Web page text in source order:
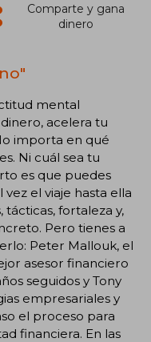
Comparte y gana
dinero
mental
acelera tu
importa en qué
Ni cuál sea tu
es que puedes
el viaje hasta ella
tácticas, fortaleza y,
Pero tienes a
Peter Mallouk, el
asesor financiero
seguidos y Tony
empresariales y
el proceso para
financiera. En las